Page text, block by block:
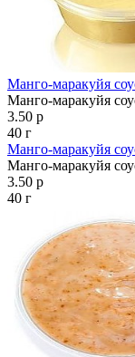
Манго-маракуйя
Манго-маракуйя
3.50 р
40 г
Манго-маракуйя
Манго-маракуйя
3.50 р
40 г